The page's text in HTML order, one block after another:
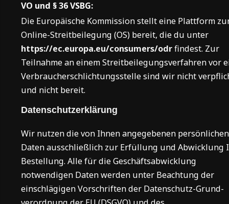
VO und § 36 VSBG:
Die Europäische Kommission stellt eine Plattform
Online-Streitbeilegung (OS) bereit, die du unter
https://ec.europa.eu/consumers/odrfindest. Zur
Teilnahme an einem Streitbeilegungsverfahren vor
Verbraucherschlichtungsstelle sind wir nicht
und nicht bereit.
Datenschutzerklärung
Wir nutzen die von Ihnen angegebenen persönlichen
Daten ausschließlich zur Erfüllung und Abwicklung
Bestellung. Alle für die Geschäftsabwicklung
notwendigen Daten werden unter Beachtung der
einschlägigen Vorschriften der Datenschutz-Grund­